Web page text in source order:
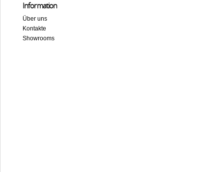
Information
Über uns
Kontakte
Showrooms